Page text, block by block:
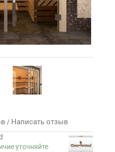
/ Написать отзыв
уточняйте